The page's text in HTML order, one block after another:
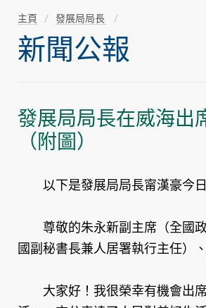
主頁 發展局局長
新聞公報
發展局局長在威海出
（附圖）
以下是發展局局長甯漢豪今日
尊敬的朱永新副主席（全國政
國副秘書長兼人居署執行主任）
大家好！我很榮幸有機會出席